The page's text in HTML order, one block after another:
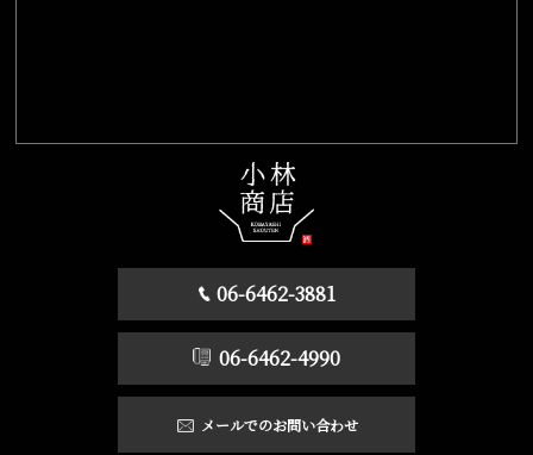
06-6462-3881
06-6462-4990
メールでのお問い合わせ